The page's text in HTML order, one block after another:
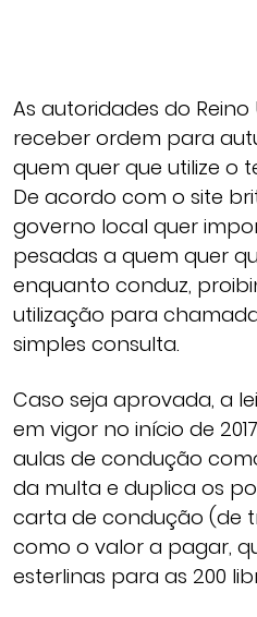
As autoridades do
receber ordem para
quem quer que utilize o
De acordo com o site
governo local quer
pesadas a quem quer
enquanto conduz,
utilização para
simples consulta.
Caso seja aprovada, a
em vigor no início de
aulas de condução
da multa e duplica os
carta de condução (de
como o valor a pagar,
esterlinas para as 200